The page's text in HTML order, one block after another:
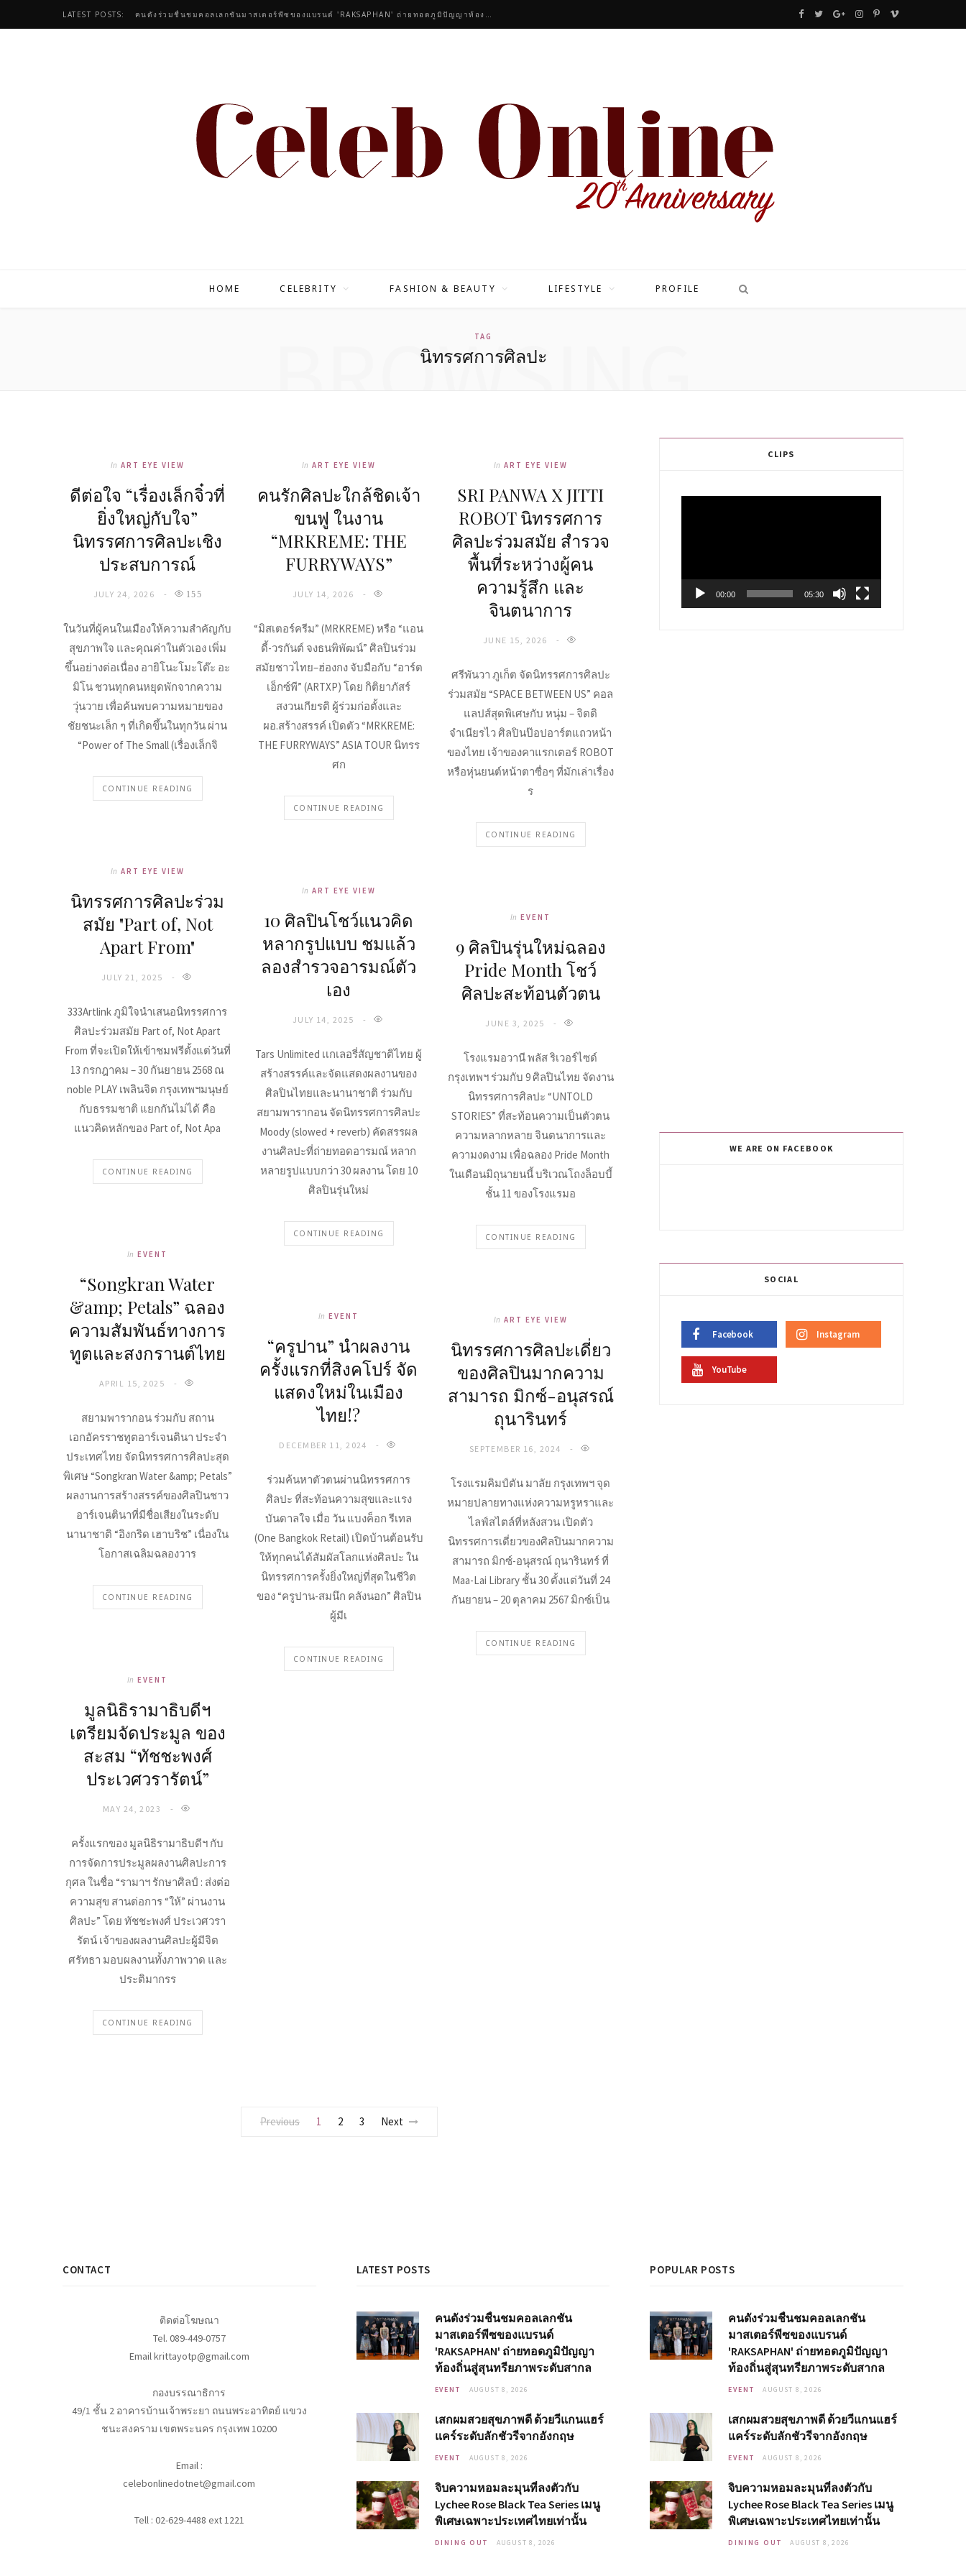
LATEST POSTS: คนดังร่วมชื่นชมคอลเลกชันมาสเตอร์พีซของแบรนด์ 'RAKSAPHAN' ถ่ายทอดภูมิปัญญาท้องถิ่นสู่สุนทรียภาพระดับสากล F T G I P V
HOME CELEBRITY FASHION & BEAUTY LIFESTYLE PROFILE
TAG
นิทรรศการศิลปะ
BROWSING
In ART EYE VIEW
ดีต่อใจ “เรื่องเล็กจิ๋วที่
ยิ่งใหญ่กับใจ”
นิทรรศการศิลปะเชิง
ประสบการณ์
JULY 24, 2026 155
ในวันที่ผู้คนในเมืองให้ความสำคัญกับ
สุขภาพใจ และคุณค่าในตัวเอง เพิ่ม
ขึ้นอย่างต่อเนื่อง อายิโนะโมะโต๊ะ อะ
มิโน ชวนทุกคนหยุดพักจากความ
วุ่นวาย เพื่อค้นพบความหมายของ
ชัยชนะเล็ก ๆ ที่เกิดขึ้นในทุกวัน ผ่าน
“Power of The Small (เรื่องเล็กจิ
CONTINUE READING
In ART EYE VIEW
คนรักศิลปะใกล้ชิดเจ้า
ขนฟู ในงาน
“MRKREME: THE
FURRYWAYS”
JULY 14, 2026
“มิสเตอร์ครีม” (MRKREME) หรือ “แอน
ดี้-วรกันต์ จงธนพิพัฒน์” ศิลปินร่วม
สมัยชาวไทย–ฮ่องกง จับมือกับ “อาร์ต
เอ็กซ์พี” (ARTXP) โดย กิติยาภัสร์
สงวนเกียรติ ผู้ร่วมก่อตั้งและ
ผอ.สร้างสรรค์ เปิดตัว “MRKREME:
THE FURRYWAYS” ASIA TOUR นิทรร
ศก
CONTINUE READING
In ART EYE VIEW
SRI PANWA X JITTI
ROBOT นิทรรศการ
ศิลปะร่วมสมัย สำรวจ
พื้นที่ระหว่างผู้คน
ความรู้สึก และ
จินตนาการ
JUNE 15, 2026
ศรีพันวา ภูเก็ต จัดนิทรรศการศิลปะ
ร่วมสมัย “SPACE BETWEEN US” คอล
แลปส์สุดพิเศษกับ หนุ่ม – จิตติ
จำเนียรไว ศิลปินป๊อปอาร์ตแถวหน้า
ของไทย เจ้าของคาแรกเตอร์ ROBOT
หรือหุ่นยนต์หน้าตาซื่อๆ ที่มักเล่าเรื่อง
ร
CONTINUE READING
In ART EYE VIEW
นิทรรศการศิลปะร่วม
สมัย "Part of, Not
Apart From"
JULY 21, 2025
333Artlink ภูมิใจนำเสนอนิทรรศการ
ศิลปะร่วมสมัย Part of, Not Apart
From ที่จะเปิดให้เข้าชมฟรีตั้งแต่วันที่
13 กรกฎาคม – 30 กันยายน 2568 ณ
noble PLAY เพลินจิต กรุงเทพฯมนุษย์
กับธรรมชาติ แยกกันไม่ได้ คือ
แนวคิดหลักของ Part of, Not Apa
CONTINUE READING
In ART EYE VIEW
10 ศิลปินโชว์แนวคิด
หลากรูปแบบ ชมแล้ว
ลองสำรวจอารมณ์ตัว
เอง
JULY 14, 2025
Tars Unlimited เเกเลอรี่สัญชาติไทย ผู้
สร้างสรรค์และจัดแสดงผลงานของ
ศิลปินไทยและนานาชาติ ร่วมกับ
สยามพารากอน จัดนิทรรศการศิลปะ
Moody (slowed + reverb) คัดสรรผล
งานศิลปะที่ถ่ายทอดอารมณ์ หลาก
หลายรูปแบบกว่า 30 ผลงาน โดย 10
ศิลปินรุ่นใหม่
CONTINUE READING
In EVENT
9 ศิลปินรุ่นใหม่ฉลอง
Pride Month โชว์
ศิลปะสะท้อนตัวตน
JUNE 3, 2025
โรงแรมอวานี พลัส ริเวอร์ไซด์
กรุงเทพฯ ร่วมกับ 9 ศิลปินไทย จัดงาน
นิทรรศการศิลปะ “UNTOLD
STORIES” ที่สะท้อนความเป็นตัวตน
ความหลากหลาย จินตนาการและ
ความงดงาม เพื่อฉลอง Pride Month
ในเดือนมิถุนายนนี้ บริเวณโถงล็อบบี้
ชั้น 11 ของโรงแรมอ
CONTINUE READING
In EVENT
“Songkran Water
&amp; Petals” ฉลอง
ความสัมพันธ์ทางการ
ทูตและสงกรานต์ไทย
APRIL 15, 2025
สยามพารากอน ร่วมกับ สถาน
เอกอัครราชทูตอาร์เจนตินา ประจำ
ประเทศไทย จัดนิทรรศการศิลปะสุด
พิเศษ “Songkran Water &amp; Petals”
ผลงานการสร้างสรรค์ของศิลปินชาว
อาร์เจนตินาที่มีชื่อเสียงในระดับ
นานาชาติ “อิงกริด เฮาบริช” เนื่องใน
โอกาสเฉลิมฉลองวาร
CONTINUE READING
In EVENT
“ครูปาน” นำผลงาน
ครั้งแรกที่สิงคโปร์ จัด
แสดงใหม่ในเมือง
ไทย!?
DECEMBER 11, 2024
ร่วมค้นหาตัวตนผ่านนิทรรศการ
ศิลปะ ที่สะท้อนความสุขและแรง
บันดาลใจ เมื่อ วัน แบงค็อก รีเทล
(One Bangkok Retail) เปิดบ้านต้อนรับ
ให้ทุกคนได้สัมผัสโลกแห่งศิลปะ ใน
นิทรรศการครั้งยิ่งใหญ่ที่สุดในชีวิต
ของ “ครูปาน-สมนึก คลังนอก” ศิลปิน
ผู้มีเ
CONTINUE READING
In ART EYE VIEW
นิทรรศการศิลปะเดี่ยว
ของศิลปินมากความ
สามารถ มิกซ์-อนุสรณ์
ถุนารินทร์
SEPTEMBER 16, 2024
โรงแรมคิมป์ตัน มาลัย กรุงเทพฯ จุด
หมายปลายทางแห่งความหรูหราและ
ไลฟ์สไตล์ที่หลังสวน เปิดตัว
นิทรรศการเดี่ยวของศิลปินมากความ
สามารถ มิกซ์-อนุสรณ์ ถุนารินทร์ ที่
Maa-Lai Library ชั้น 30 ตั้งแต่วันที่ 24
กันยายน – 20 ตุลาคม 2567 มิกซ์เป็น
CONTINUE READING
In EVENT
มูลนิธิรามาธิบดีฯ
เตรียมจัดประมูล ของ
สะสม “ทัชชะพงศ์
ประเวศวรารัตน์”
MAY 24, 2023
ครั้งแรกของ มูลนิธิรามาธิบดีฯ กับ
การจัดการประมูลผลงานศิลปะการ
กุศล ในชื่อ “รามาฯ รักษาศิลป์ : ส่งต่อ
ความสุข สานต่อการ “ให้” ผ่านงาน
ศิลปะ” โดย ทัชชะพงศ์ ประเวศวรา
รัตน์ เจ้าของผลงานศิลปะผู้มีจิต
ศรัทธา มอบผลงานทั้งภาพวาด และ
ประติมากรร
CONTINUE READING
Previous 1 2 3 Next
CLIPS
00:00 05:30
WE ARE ON FACEBOOK
SOCIAL
Facebook Instagram
YouTube
CONTACT
ติดต่อโฆษณา
Tel. 089-449-0757
Email krittayotp@gmail.com
กองบรรณาธิการ
49/1 ชั้น 2 อาคารบ้านเจ้าพระยา ถนนพระอาทิตย์ แขวง
ชนะสงคราม เขตพระนคร กรุงเทพ 10200
Email :
celebonlinedotnet@gmail.com
Tell : 02-629-4488 ext 1221
LATEST POSTS
คนดังร่วมชื่นชมคอลเลกชัน
มาสเตอร์พีซของแบรนด์
'RAKSAPHAN' ถ่ายทอดภูมิปัญญา
ท้องถิ่นสู่สุนทรียภาพระดับสากล
EVENT AUGUST 8, 2026
เสกผมสวยสุขภาพดี ด้วยวีแกนแฮร์
แคร์ระดับลักชัวรีจากอังกฤษ
EVENT AUGUST 8, 2026
จิบความหอมละมุนที่ลงตัวกับ
Lychee Rose Black Tea Series เมนู
พิเศษเฉพาะประเทศไทยเท่านั้น
DINING OUT AUGUST 8, 2026
POPULAR POSTS
คนดังร่วมชื่นชมคอลเลกชัน
มาสเตอร์พีซของแบรนด์
'RAKSAPHAN' ถ่ายทอดภูมิปัญญา
ท้องถิ่นสู่สุนทรียภาพระดับสากล
EVENT AUGUST 8, 2026
เสกผมสวยสุขภาพดี ด้วยวีแกนแฮร์
แคร์ระดับลักชัวรีจากอังกฤษ
EVENT AUGUST 8, 2026
จิบความหอมละมุนที่ลงตัวกับ
Lychee Rose Black Tea Series เมนู
พิเศษเฉพาะประเทศไทยเท่านั้น
DINING OUT AUGUST 8, 2026